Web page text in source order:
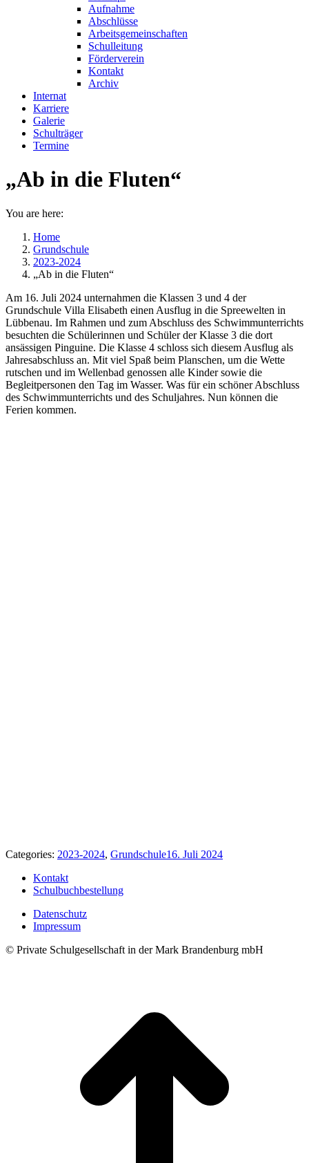
Aufnahme
Abschlüsse
Arbeitsgemeinschaften
Schulleitung
Förderverein
Kontakt
Archiv
Internat
Karriere
Galerie
Schulträger
Termine
„Ab in die Fluten“
You are here:
Home
Grundschule
2023-2024
„Ab in die Fluten“
Am 16. Juli 2024 unternahmen die Klassen 3 und 4 der
Grundschule Villa Elisabeth einen Ausflug in die Spreewelten in
Lübbenau. Im Rahmen und zum Abschluss des Schwimmunterrichts
besuchten die Schülerinnen und Schüler der Klasse 3 die dort
ansässigen Pinguine. Die Klasse 4 schloss sich diesem Ausflug als
Jahresabschluss an. Mit viel Spaß beim Planschen, um die Wette
rutschen und im Wellenbad genossen alle Kinder sowie die
Begleitpersonen den Tag im Wasser. Was für ein schöner Abschluss
des Schwimmunterrichts und des Schuljahres. Nun können die
Ferien kommen.
Categories: 2023-2024, Grundschule16. Juli 2024
Kontakt
Schulbuchbestellung
Datenschutz
Impressum
© Private Schulgesellschaft in der Mark Brandenburg mbH